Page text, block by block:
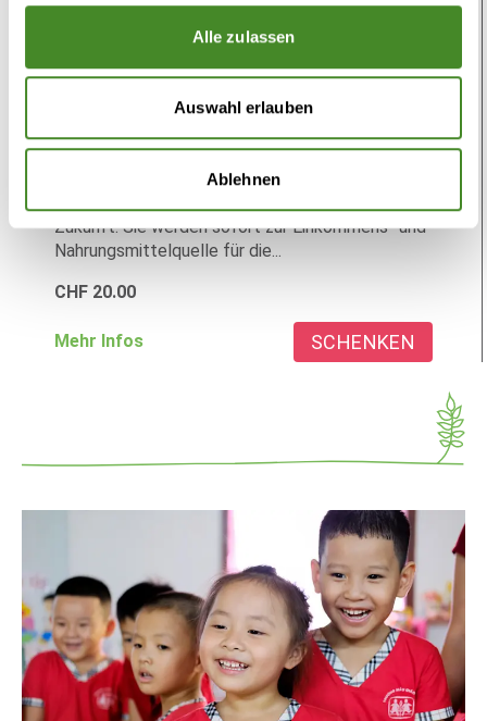
Alle zulassen
Auswahl erlauben
Ablehnen
Zukunft. Sie werden sofort zur Einkommens- und
Nahrungsmittelquelle für die...
CHF 20.00
Mehr Infos SCHENKEN